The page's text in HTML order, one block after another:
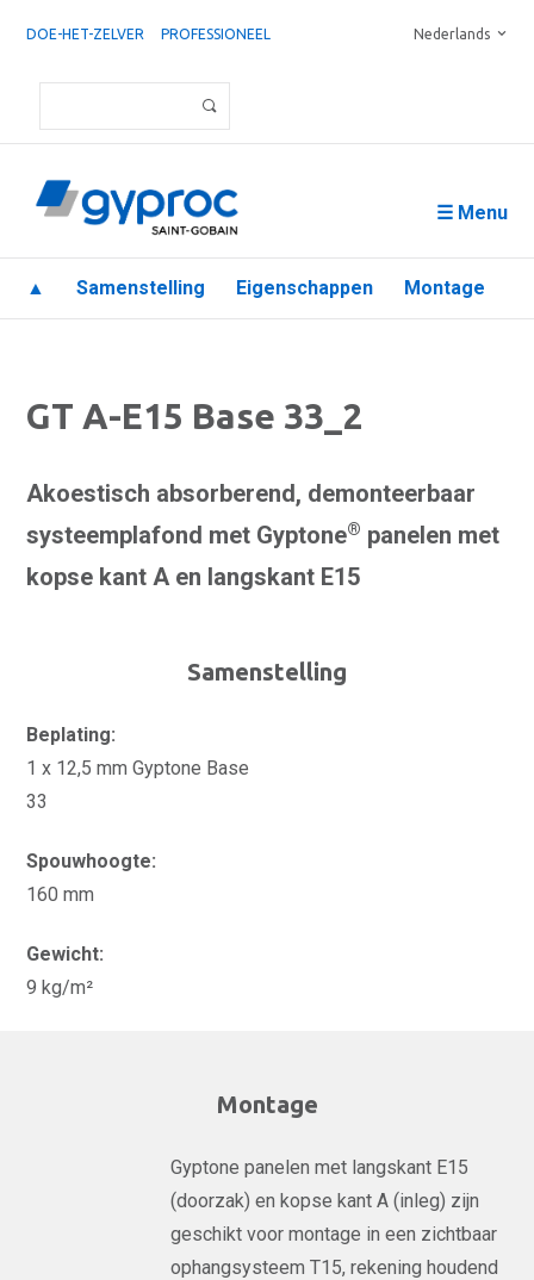
DOE-HET-ZELVER PROFESSIONEEL Nederlands
☰ Menu
▲ Samenstelling Eigenschappen Montage
GT A-E15 Base 33_2
Akoestisch absorberend, demonteerbaar
systeemplafond met Gyptone® panelen met
kopse kant A en langskant E15
Samenstelling
Beplating:
1 x 12,5 mm Gyptone Base
33
Spouwhoogte:
160 mm
Gewicht:
9 kg/m²
Montage
Gyptone panelen met langskant E15
(doorzak) en kopse kant A (inleg) zijn
geschikt voor montage in een zichtbaar
ophangsysteem T15, rekening houdend